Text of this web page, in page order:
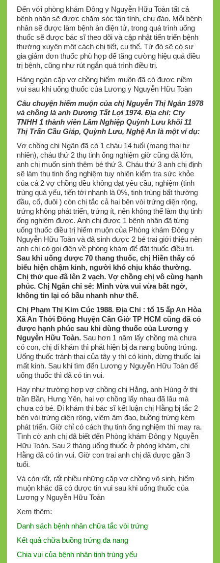
Đến với phòng khám Đông y Nguyễn Hữu Toàn tất cả
bệnh nhân sẽ được chăm sóc tận tình, chu đáo. Mỗi bệnh
nhân sẽ được làm bệnh án điện tử, trong quá trình uống
thuốc sẽ được bác sĩ theo dõi và cập nhật tiến triển bệnh
thường xuyên một cách chi tiết, cụ thể. Từ đó sẽ có sự
gia giảm đơn thuốc phù hợp để tăng cường hiệu quả điều
trị bệnh, cũng như rút ngắn quá trình điều trị.
Hàng ngàn cặp vợ chồng hiếm muộn đã có được niềm
vui sau khi uống thuốc của Lương y Nguyễn Hữu Toàn
Câu chuyện hiếm muộn của chị Nguyễn Thị Ngân 1978
và chồng là anh Dương Tất Lợi 1974. Địa chỉ: Cty
TNHH 1 thành viên Lâm Nghiệp Quỳnh Lưu khối 11
Thị Trấn Cầu Giáp, Quỳnh Lưu, Nghệ An là một ví dụ:
Vợ chồng chị Ngân đã có 1 cháu 14 tuổi (mang thai tự
nhiên), cháu thứ 2 thụ tinh ống nghiệm giờ cũng đã lớn,
anh chị muốn sinh thêm bé thứ 3. Cháu thứ 3 anh chị định
sẽ làm thụ tinh ống nghiệm tuy nhiên kiểm tra sức khỏe
của cả 2 vợ chồng đều không đạt yêu cầu, nghiệm (tinh
trùng quá yếu, tiến tới nhanh là 0%, tinh trùng bất thường
đầu, cổ, đuôi ) còn chị tắc cả hai bên vòi trứng diện rộng,
trứng không phát triển, trứng ít, nên không thể làm thụ tinh
ống nghiệm được. Anh chị được 1 bệnh nhân đã từng
uống thuốc điều trị hiếm muộn của Phòng khám Đông y
Nguyễn Hữu Toàn và đã sinh được 2 bé trai giới thiệu nên
anh chị có gọi điện về phòng khám để đặt thuốc điều trị.
Sau khi uống được 70 thang thuốc, chị Hiền thấy có
biểu hiện chậm kinh, người khó chịu khác thường.
Chị thử que đã lên 2 vạch. Vợ chồng chị vô cùng hạnh
phúc. Chị Ngân chi sẻ: Mình vừa vui vừa bất ngờ,
không tin lại có bầu nhanh như thế.
Chị Phạm Thị Kim Cúc 1988. Địa Chỉ : tổ 15 ấp An Hòa
Xã An Thới Đông Huyện Cần Giờ TP HCM cũng đã có
được hạnh phúc sau khi dùng thuốc của Lương y
Nguyễn Hữu Toàn. Sau hơn 1 năm lấy chồng mà chưa
có con, chị đi khám thì phát hiện bị đa nang buồng trứng.
Uống thuốc tránh thai của tây y thì có kinh, dừng thuốc lại
mất kinh. Sau khi tìm đến Lương y Nguyễn Hữu Toàn để
uống thuốc thì đã có tin vui.
Hay như trường hợp vợ chồng chị Hằng, anh Hùng ở thị
trần Bần, Hưng Yên, hai vợ chồng lấy nhau đã lâu mà
chưa có bé. Đi khám thì bác sĩ kết luận chị Hằng bị tắc 2
bên vòi trứng diện rộng, viêm âm đạo, buồng trứng kém
phát triển. Giờ chỉ có cách thụ tinh ống nghiệm thì may ra.
Tình cờ anh chị đã biết đến Phòng khám Đông y Nguyễn
Hữu Toàn. Sau 2 tháng uống thuốc ở phòng khám, chị
Hằng đã có tin vui. Giờ con trai anh chị đã được gần 3
tuổi.
Và còn rất, rất nhiều những cặp vợ chồng vô sinh, hiếm
muộn khác đã có được tin vui sau khi uống thuốc của
Lương y Nguyễn Hữu Toàn
Xem thêm:
Danh sách bệnh nhân chữa tắc vòi trứng
Kết quả chữa buồng trứng đa nang
Chia vui của bệnh nhân tinh trùng yếu